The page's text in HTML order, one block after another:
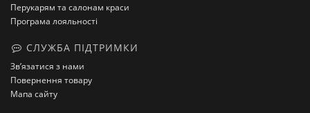
Перукарям та салонам краси
Програма лояльності
СЛУЖБА ПІДТРИМКИ
Зв’язатися з нами
Повернення товару
Мапа сайту